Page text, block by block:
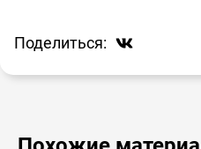
Поделиться: